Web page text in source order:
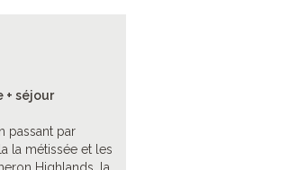
+ séjour
passant par
la métissée et les